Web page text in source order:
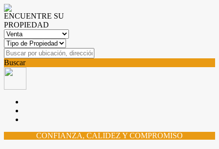
ENCUENTRE SU
PROPIEDAD
Buscar
CONFIANZA, CALIDEZ Y COMPROMISO